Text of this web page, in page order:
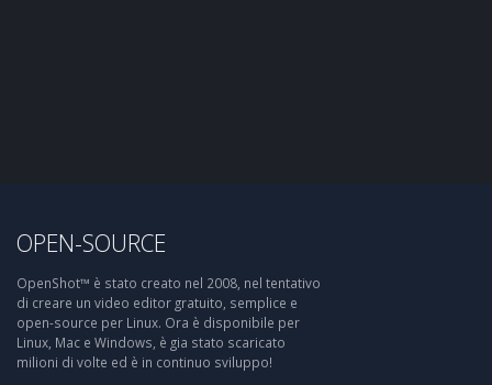
OPEN-SOURCE
OpenShot™ è stato creato nel 2008, nel tentativo
di creare un video editor gratuito, semplice e
open-source per Linux. Ora è disponibile per
Linux, Mac e Windows, è gia stato scaricato
milioni di volte ed è in continuo sviluppo!